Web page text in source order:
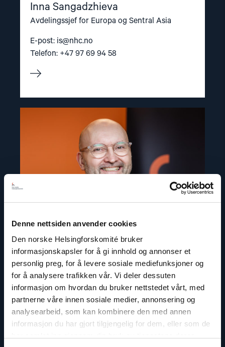
Denne nettsiden anvender cookies
Den norske Helsingforskomité bruker
informasjonskapsler for å gi innhold og annonser et
personlig preg, for å levere sosiale mediefunksjoner og
for å analysere trafikken vår. Vi deler dessuten
informasjon om hvordan du bruker nettstedet vårt, med
partnerne våre innen sosiale medier, annonsering og
analysearbeid, som kan kombinere den med annen
informasjon du har gjort tilgjengelig for dem, eller som de
Inna Sangadzhieva
Avdelingssjef for Europa og Sentral Asia
E-post: is@nhc.no
Telefon: +47 97 69 94 58
Dag A. Fedøy
Kommunikasjonssjef
article
"Dag
Fedøy"